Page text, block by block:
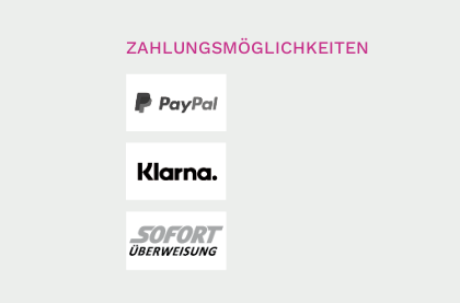
ZAHLUNGSMÖGLICHKEITEN